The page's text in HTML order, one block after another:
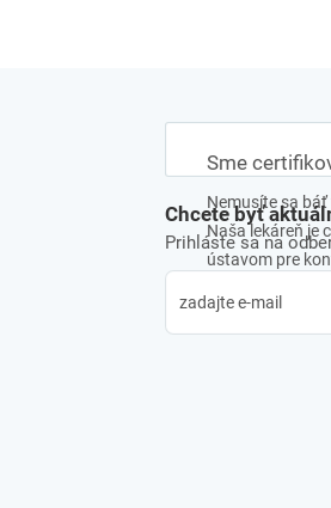
Sme
Nemusíte sa
Naša lekáreň je
ústavom pre
Chcete byť
Prihláste sa na